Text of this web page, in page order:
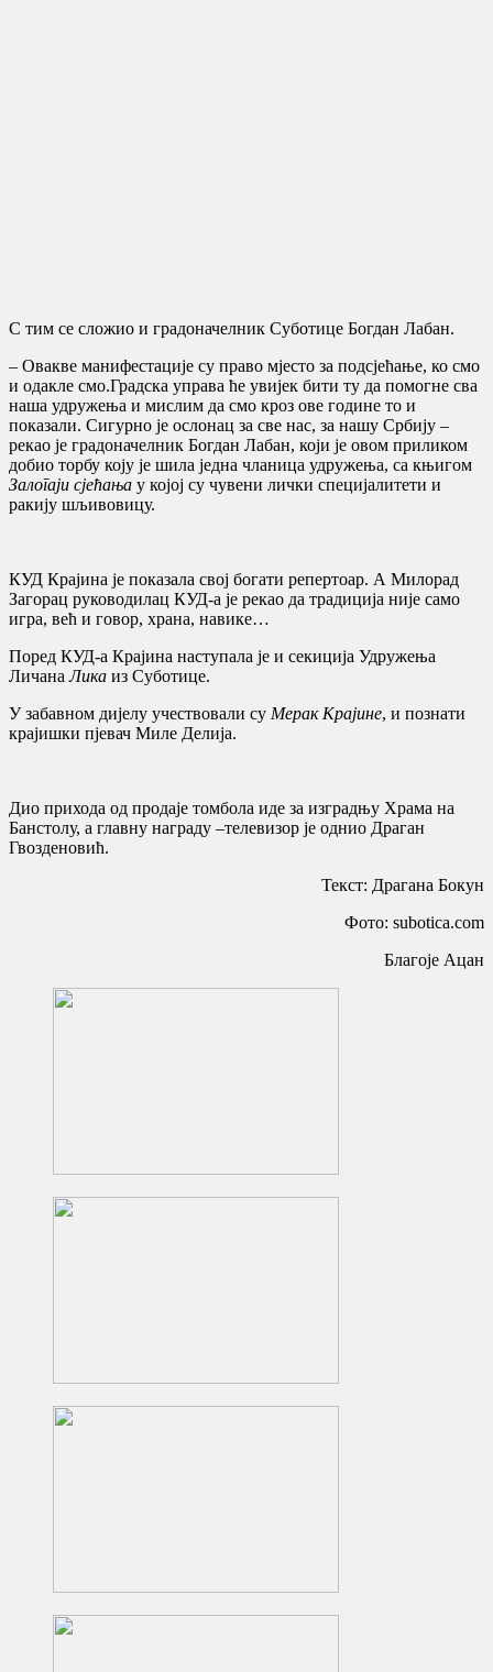
С тим се сложио и градоначелник Суботице Богдан Лабан.
– Овакве манифестације су право мјесто за подсјећање, ко смо
и одакле смо.Градска управа ће увијек бити ту да помогне сва
наша удружења и мислим да смо кроз ове године то и
показали. Сигурно је ослонац за све нас, за нашу Србију –
рекао је градоначелник Богдан Лабан, који је овом приликом
добио торбу коју је шила једна чланица удружења, са књигом
Залогаји сјећања у којој су чувени лички специјалитети и
ракију шљивовицу.
КУД Крајина је показалa свој богати репертоар. А Милорад
Загорац руководилац КУД-а је рекао да традиција није само
игра, већ и говор, храна, навике…
Поред КУД-а Крајина наступала је и секиција Удружења
ЛичанаЛика из Суботице.
У забавном дијелу учествовали су Мерак Крајине, и познати
крајишки пјевач Миле Делија.
Дио прихода од продаје томбола иде за изградњу Храма на
Банстолу, а главну награду –телевизор је однио Драган
Гвозденовић.
Текст: Драгана Бокун
Фото: subotica.com
Благоје Ацан